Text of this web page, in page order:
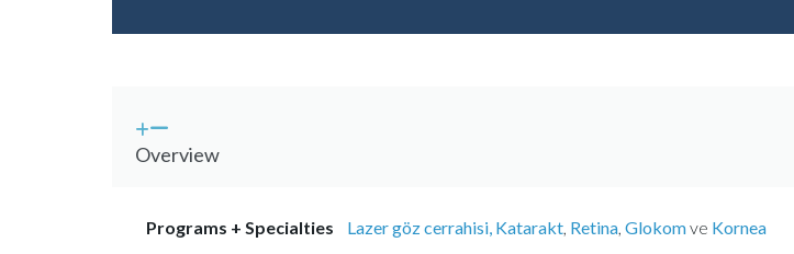
Overview
Programs + Specialties Lazer göz cerrahisi, Katarakt, Retina, Glokomve Kornea